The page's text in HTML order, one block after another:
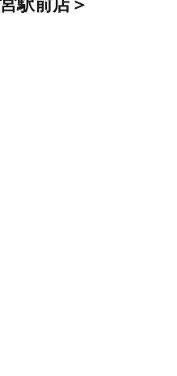
駅前店＞